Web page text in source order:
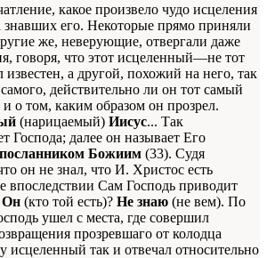
какое произвело чудо исцеления
знавших его. Некоторые прямо приняли
же, неверующие, отвергали даже
говоря, что этот исцеленный—не тот
а другой, похожий на него, так
действительно ли он тот самый
о том, каким образом он прозрел.
(нарицаемый) Иисус... Так
Господа; далее он называет Его
посланником Божиим (33). Судя
он не знал, что И. Христос есть
впоследствии Сам Господь приводит
Он (кто той есть)? Не знаю (не вем). По
ушел с места, где совершил
прозревшаго от колодца
исцеленный так и отвечал относительно